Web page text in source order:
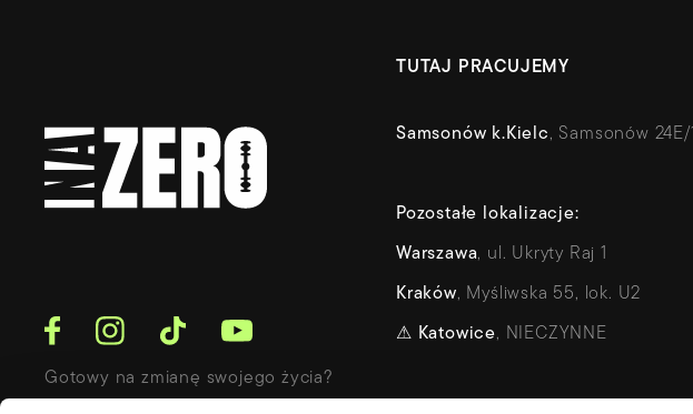
Gotowy na zmianę swojego życia?
TUTAJ PRACUJEMY
Samsonów k.Kielc, Samsonów 24E/1
Pozostałe lokalizacje:
Warszawa, ul. Ukryty Raj 1
Kraków, Myśliwska 55, lok. U2
⚠ Katowice, NIECZYNNE